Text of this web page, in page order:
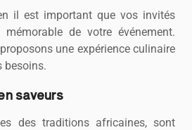
il est important que vos invités
de votre événement.
une expérience culinaire
besoins.
saveurs
des traditions africaines, sont